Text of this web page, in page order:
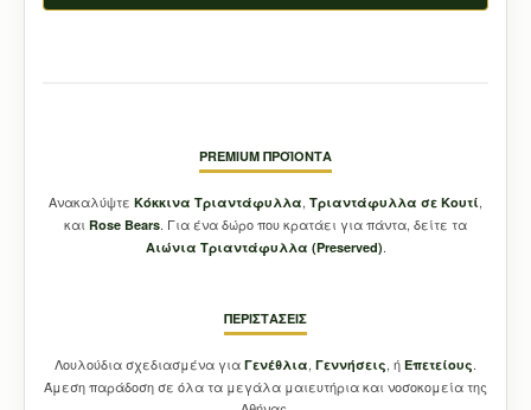
PREMIUM ΠΡΟΪΌΝΤΑ
Ανακαλύψτε Κόκκινα Τριαντάφυλλα, Τριαντάφυλλα σε Κουτί,
και Rose Bears. Για ένα δώρο που κρατάει για πάντα, δείτε τα
Aιώνια Τριαντάφυλλα (Preserved).
ΠΕΡΙΣΤΆΣΕΙΣ
Λουλούδια σχεδιασμένα για Γενέθλια, Γεννήσεις, ή Επετείους.
Άμεση παράδοση σε όλα τα μεγάλα μαιευτήρια και νοσοκομεία της